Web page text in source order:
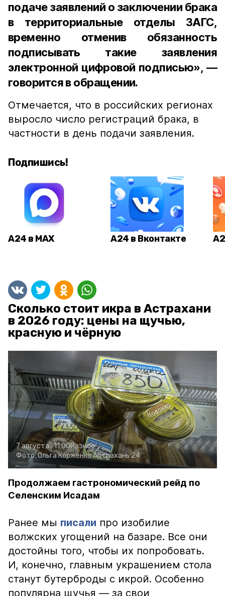
подаче заявлений о заключении брака
в территориальные отделы ЗАГС,
временно отменив обязанность
подписывать такие заявления
электронной цифровой подписью», —
говорится в обращении.
Отмечается, что в российских регионах
выросло число регистраций брака, в
частности в день подачи заявления.
Подпишись!
А24 в MAX А24 в Вконтакте
Сколько стоит икра в Астрахани
в 2026 году: цены на щучью,
красную и чёрную
7 августа , 11:00Разное
Фото:Ольга КорженкоАстрахань 24
Продолжаем гастрономический рейд по
Селенским Исадам
Ранее мы писали про изобилие
волжских угощений на базаре. Все они
достойны того, чтобы их попробовать.
И, конечно, главным украшением стола
станут бутерброды с икрой. Особенно
популярна щучья — за свои